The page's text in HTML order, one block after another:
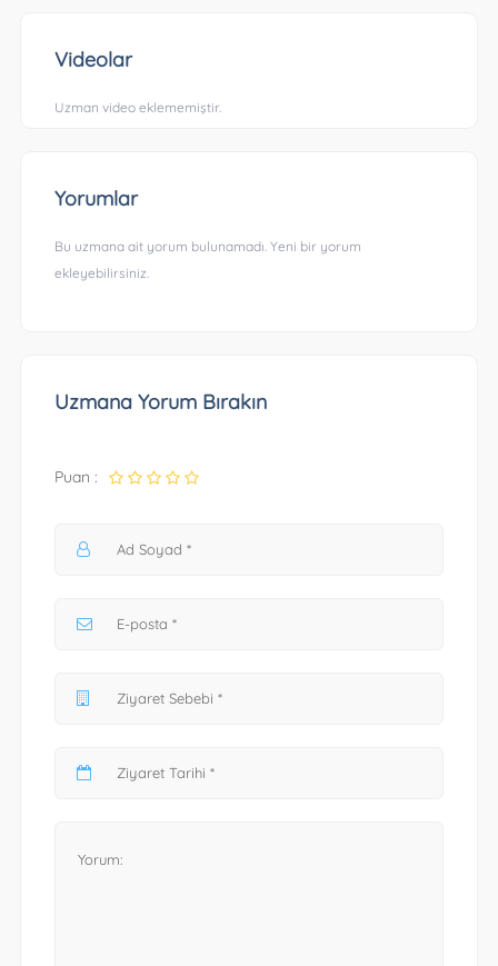
Videolar
Uzman video eklememiştir.
Yorumlar
Bu uzmana ait yorum bulunamadı. Yeni bir yorum
ekleyebilirsiniz.
Uzmana Yorum Bırakın
Puan :